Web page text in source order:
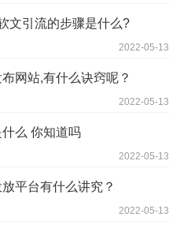
文引流的步骤是什么?
2022-05-13
网站,有什么诀窍呢？
2022-05-13
么 你知道吗
2022-05-13
平台有什么讲究？
2022-05-13